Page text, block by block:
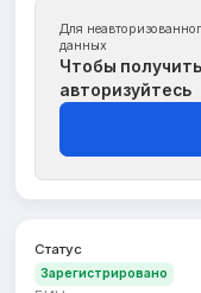
Для
данных
Чтобы
авторизуйтесь
Статус
Зарегистрировано